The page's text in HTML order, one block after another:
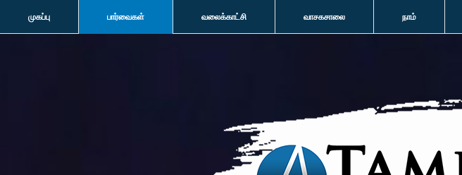
முகப்பு பார்வைகள் வலைக்காட்சி வாசகசாலை நாம்